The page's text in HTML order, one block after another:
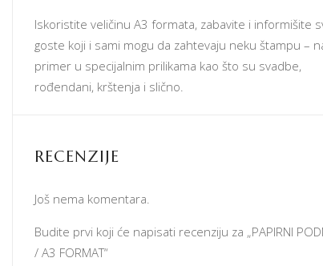
Iskoristite veličinu A3 formata, zabavite i informišite
goste koji i sami mogu da zahtevaju neku štampu –
primer u specijalnim prilikama kao što su svadbe,
rođendani, krštenja i slično.
RECENZIJE
Još nema komentara.
Budite prvi koji će napisati recenziju za „PAPIRNI
/ A3 FORMAT“